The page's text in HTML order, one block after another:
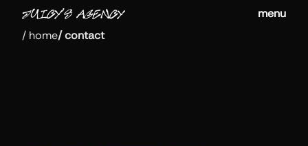
menu
/ home/contact